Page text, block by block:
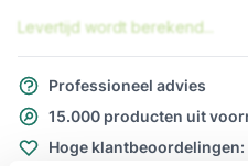
Levertijd wordt berekend...
Professioneel advies
15.000 producten uit
Hoge klantbeoordelingen: